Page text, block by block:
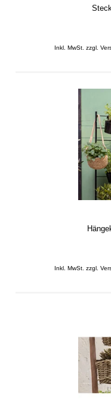
Inkl. MwSt. zzgl.
Inkl. MwSt. zzgl.